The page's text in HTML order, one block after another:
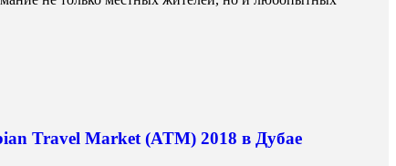
Travel Market (ATM) 2018 в Дубае